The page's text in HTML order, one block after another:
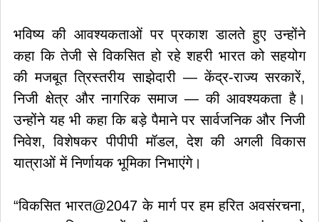
भविष्य की आवश्यकताओं पर प्रकाश डालते हुए उन्होंने
कहा कि तेजी से विकसित हो रहे शहरी भारत को सहयोग
की मजबूत त्रिस्तरीय साझेदारी — केंद्र-राज्य सरकारें,
निजी क्षेत्र और नागरिक समाज — की आवश्यकता है।
उन्होंने यह भी कहा कि बड़े पैमाने पर सार्वजनिक और निजी
निवेश, विशेषकर पीपीपी मॉडल, देश की अगली विकास
यात्राओं में निर्णायक भूमिका निभाएंगे।
“विकसित भारत@2047 के मार्ग पर हम हरित अवसंरचना,